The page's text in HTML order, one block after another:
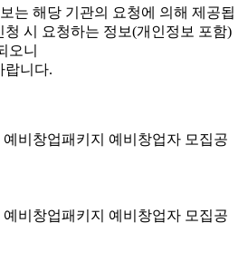
는 해당 기관의 요청에 의해 제공됩
청 시 요청하는 정보(개인정보 포함)
오니
랍니다.
예비창업패키지 예비창업자 모집공
예비창업패키지 예비창업자 모집공